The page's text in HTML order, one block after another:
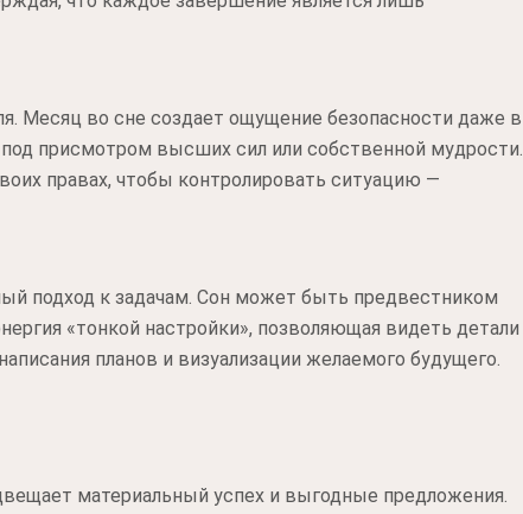
Месяц во сне создает ощущение безопасности даже в
присмотром высших сил или собственной мудрости.
правах, чтобы контролировать ситуацию —
подход к задачам. Сон может быть предвестником
«тонкой настройки», позволяющая видеть детали
планов и визуализации желаемого будущего.
материальный успех и выгодные предложения.